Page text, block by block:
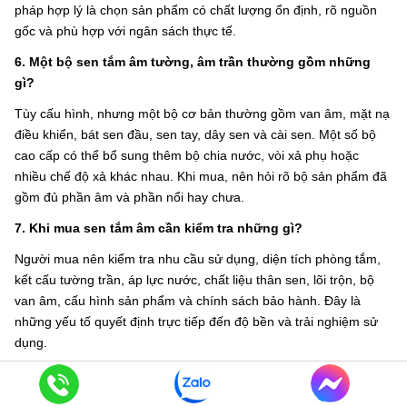
pháp hợp lý là chọn sản phẩm có chất lượng ổn định, rõ nguồn
gốc và phù hợp với ngân sách thực tế.
6. Một bộ sen tắm âm tường, âm trần thường gồm những
gì?
Tùy cấu hình, nhưng một bộ cơ bản thường gồm van âm, mặt nạ
điều khiển, bát sen đầu, sen tay, dây sen và cài sen. Một số bộ
cao cấp có thể bổ sung thêm bộ chia nước, vòi xả phụ hoặc
nhiều chế độ xả khác nhau. Khi mua, nên hỏi rõ bộ sản phẩm đã
gồm đủ phần âm và phần nổi hay chưa.
7. Khi mua sen tắm âm cần kiểm tra những gì?
Người mua nên kiểm tra nhu cầu sử dụng, diện tích phòng tắm,
kết cấu tường trần, áp lực nước, chất liệu thân sen, lõi trộn, bộ
van âm, cấu hình sản phẩm và chính sách bảo hành. Đây là
những yếu tố quyết định trực tiếp đến độ bền và trải nghiệm sử
dụng.
8. Nên chọn sen tắm âm dáng vuông hay dáng tròn?